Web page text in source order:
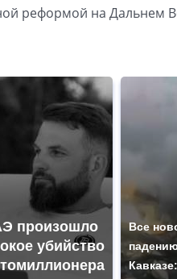
реформой на Дальнем
произошло
убийство
Все